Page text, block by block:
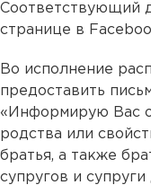
Соответствующий
странице в
Во исполнение
предоставить
«Информирую Вас
родства или
братья, а также
супругов и